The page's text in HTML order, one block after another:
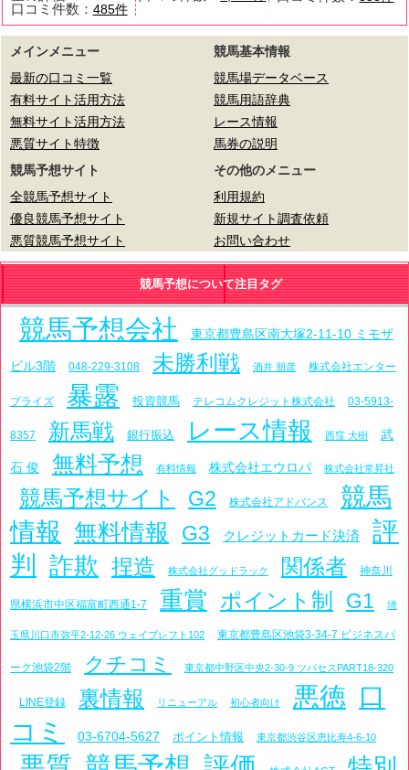
口コミ件数： 485件
メインメニュー
最新の口コミ一覧
有料サイト活用方法
無料サイト活用方法
悪質サイト特徴
競馬基本情報
競馬場データベース
競馬用語辞典
レース情報
馬券の説明
競馬予想サイト
全競馬予想サイト
優良競馬予想サイト
悪質競馬予想サイト
その他のメニュー
利用規約
新規サイト調査依頼
お問い合わせ
競馬予想について注目タグ
競馬予想会社 東京都豊島区南大塚2-11-10 ミモザ
ビル3階 048-229-3108 未勝利戦 酒井 朋彦 株式会社エンター
プライズ 暴露 投資競馬 テレコムクレジット株式会社 03-5913-
8357 新馬戦 銀行振込 レース情報 西窪 大樹 武
石 俊 無料予想 有料情報 株式会社エウロパ 株式会社常昇社
競馬予想サイト G2 株式会社アドバンス
競馬
情報 無料情報 G3 クレジットカード決済
評
判
詐欺 捏造 株式会社グッドラック 関係者 神奈川
県横浜市中区福富町西通1-7 重賞 ポイント制 G1 埼
玉県川口市弥平2-12-26 ウェイブレフト102 東京都豊島区池袋3-34-7 ビジネスパ
ーク池袋2階 クチコミ 東京都中野区中央2-30-9 ツバセスPART18-320
LINE登録 裏情報 リニューアル 初心者向け 悪徳 口
コミ
03-6704-5627 ポイント情報 東京都渋谷区恵比寿4-6-10